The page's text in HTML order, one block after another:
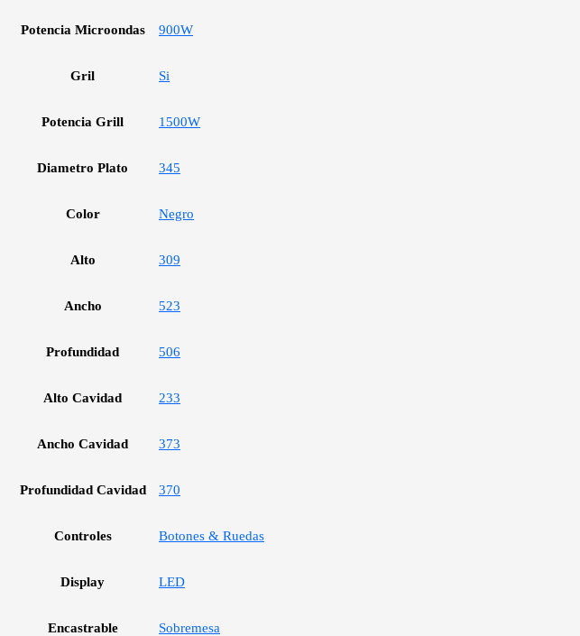
Potencia Microondas 900W
Gril Si
Potencia Grill 1500W
Diametro Plato 345
Color Negro
Alto 309
Ancho 523
Profundidad 506
Alto Cavidad 233
Ancho Cavidad 373
Profundidad Cavidad 370
Controles Botones & Ruedas
Display LED
Encastrable Sobremesa